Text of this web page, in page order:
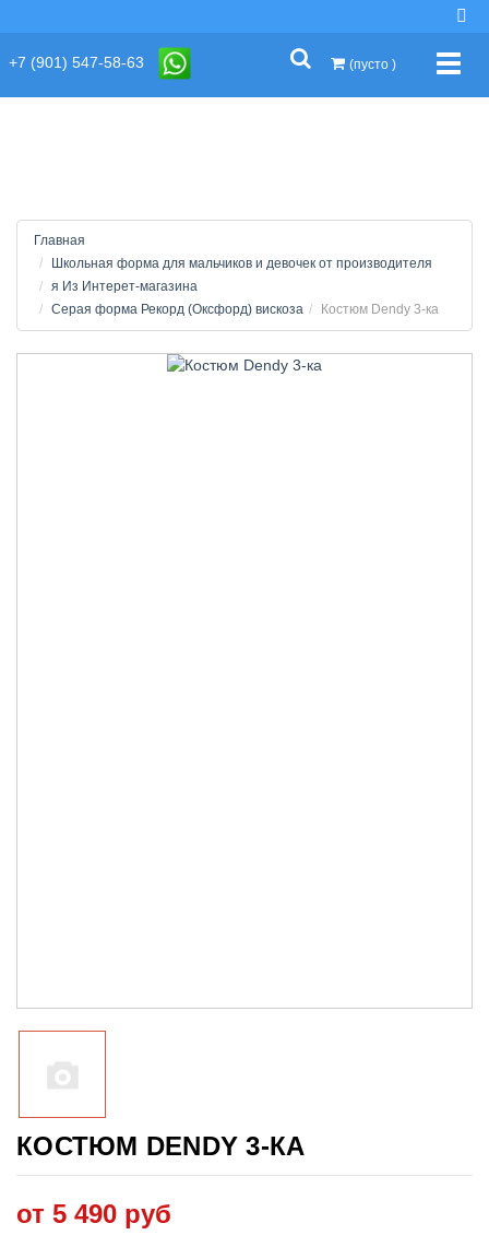
+7 (901) 547-58-63 (пусто )
Главная
Школьная форма для мальчиков и девочек от производителя
я Из Интерет-магазина
Серая форма Рекорд (Оксфорд) вискоза
Костюм Dendy 3-ка
КОСТЮМ DENDY 3-КА
от 5 490 руб